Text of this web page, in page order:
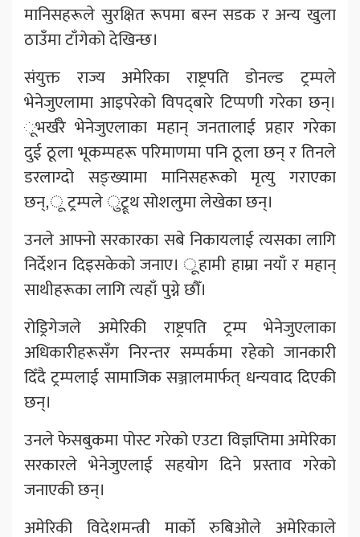
मानिसहरूले सुरक्षित रूपमा बस्न सडक र अन्य खुला
ठाउँमा टाँगेको देखिन्छ।
संयुक्त राज्य अमेरिका राष्ट्रपति डोनल्ड ट्रम्पले
भेनेजुएलामा आइपरेको विपद्‌बारे टिप्पणी गरेका छन्।
ूभर्खरै भेनेजुएलाका महान् जनतालाई प्रहार गरेका
दुई ठूला भूकम्पहरू परिमाणमा पनि ठूला छन् र तिनले
डरलाग्दो सङ्ख्यामा मानिसहरूको मृत्यु गराएका
छन्,ू ट्रम्पले ुट्रूथ सोशलुमा लेखेका छन्।
उनले आफ्नो सरकारका सबे निकायलाई त्यसका लागि
निर्देशन दिइसकेको जनाए। ूहामी हाम्रा नयाँ र महान्
साथीहरूका लागि त्यहाँ पुग्ने छौँ।
रोड्रिगेजले अमेरिकी राष्ट्रपति ट्रम्प भेनेजुएलाका
अधिकारीहरूसँग निरन्तर सम्पर्कमा रहेको जानकारी
दिँदै ट्रम्पलाई सामाजिक सञ्जालमार्फत् धन्यवाद दिएकी
छन्।
उनले फेसबुकमा पोस्ट गरेको एउटा विज्ञप्तिमा अमेरिका
सरकारले भेनेजुएलाई सहयोग दिने प्रस्ताव गरेको
जनाएकी छन्।
अमेरिकी विदेशमन्त्री मार्को रुबिओले अमेरिकाले